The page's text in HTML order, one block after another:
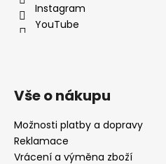
Instagram
YouTube
Vše o nákupu
Možnosti platby a dopravy
Reklamace
Vrácení a výměna zboží